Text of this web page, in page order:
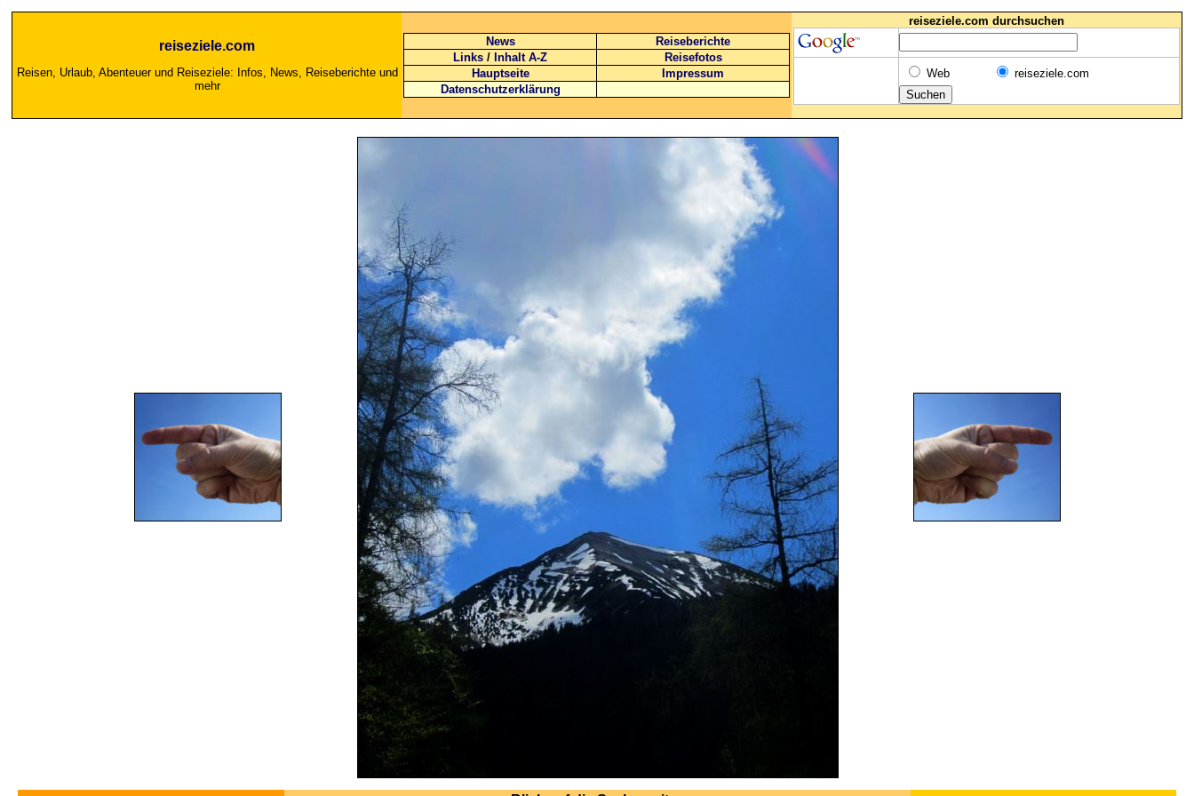
reiseziele.com
Reisen, Urlaub, Abenteuer und Reiseziele: Infos, News, Reiseberichte und
mehr
News
Reiseberichte
Links / Inhalt A-Z
Reisefotos
Hauptseite
Impressum
Datenschutzerklärung
reiseziele.com durchsuchen
Web reiseziele.com